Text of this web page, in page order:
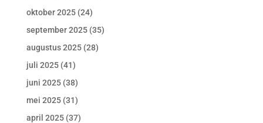
oktober 2025(24)
september 2025(35)
augustus 2025(28)
juli 2025(41)
juni 2025(38)
mei 2025(31)
april 2025(37)